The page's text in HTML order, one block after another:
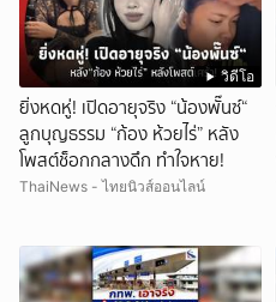
วิดีโอ
ยิ่งหดหู่! เปิดอายุจริง “น้องพั๊นซ์“
ลูกบุญธรรม “ก้อง ห้วยไร่” หลัง
โพสต์ช็อกกลางดึก ทำใจหาย!
ThaiNews - ไทยนิวส์ออนไลน์